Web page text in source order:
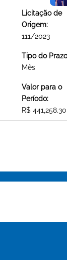
Licitação de
Origem:
111/2023
Tipo do
Mês
Valor para o
Período:
R$ 441,258.30